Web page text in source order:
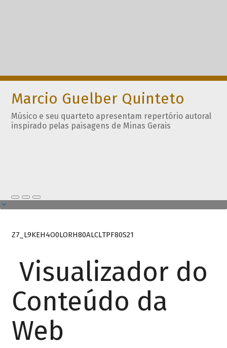
Marcio Guelber Quinteto
Músico e seu quarteto apresentam repertório autoral
inspirado pelas paisagens de Minas Gerais
Z7_L9KEH4O0LORH80ALCLTPF80S21
Visualizador do
Conteúdo da
Web